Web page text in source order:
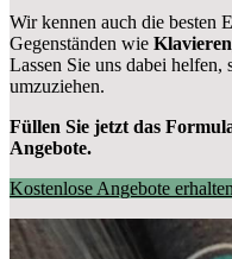
Wir kennen auch die besten
Gegenständen wie
Lassen Sie uns dabei helfen,
umzuziehen.
Füllen Sie jetzt das
Angebote.
Kostenlose Angebote erhalten